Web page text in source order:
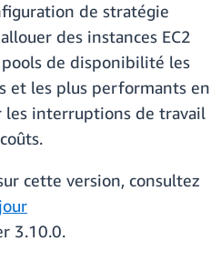
de stratégie
des instances EC2
de disponibilité les
et les plus performants en
les interruptions de travail
cette version, consultez
3.10.0.